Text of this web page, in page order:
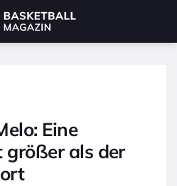
Eine
größer als der